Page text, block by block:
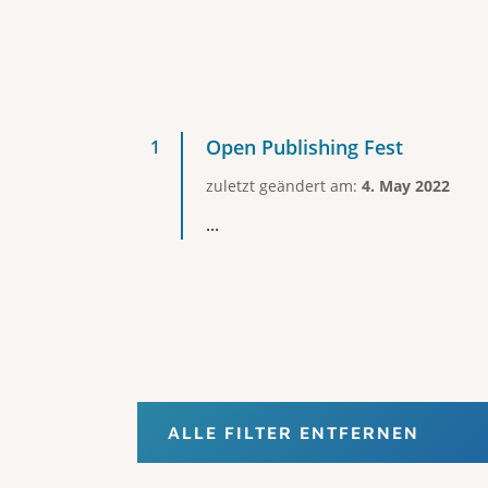
Open Publishing Fest
zuletzt geändert am: 4. May 2022
...
ALLE FILTER ENTFERNEN